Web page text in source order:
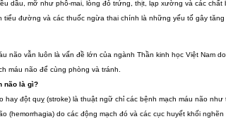
dầu, mỡ như phô-mai, lòng đỏ trứng, thịt, lạp xường và các
tiểu đường và các thuốc ngừa thai chính là những yếu tố gây tăng
não vẫn luôn là vấn đề lớn của ngành Thần kinh học Việt Nam
máu não để cùng phòng và tránh.
não là gì?
hay đột quỵ (stroke) là thuật ngữ chỉ các bệnh mạch máu não
(hemorrhagia) do các động mạch đó và các cục huyết khối